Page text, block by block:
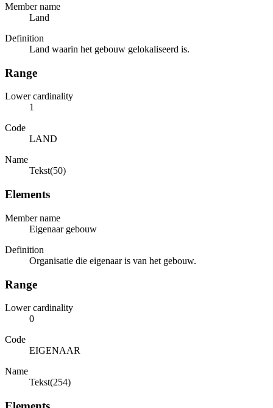
Member name
Land
Definition
Land waarin het gebouw gelokaliseerd is.
Range
Lower cardinality
1
Code
LAND
Name
Tekst(50)
Elements
Member name
Eigenaar gebouw
Definition
Organisatie die eigenaar is van het gebouw.
Range
Lower cardinality
0
Code
EIGENAAR
Name
Tekst(254)